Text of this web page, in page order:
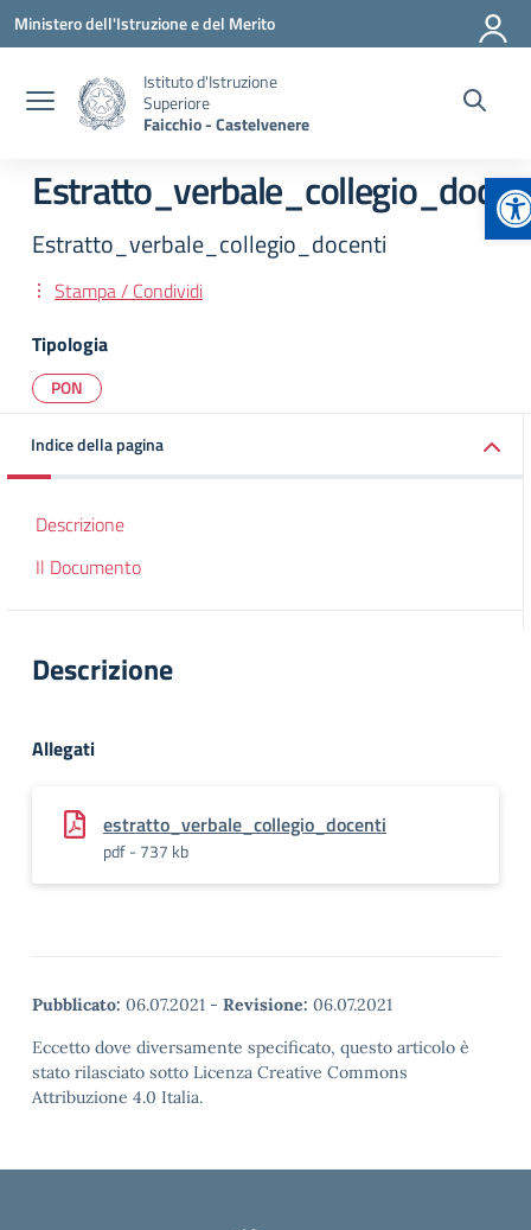
Vai ai contenuti
Vai al menu di navigazione
Vai al footer
Ministero dell'Istruzione e del Merito
Istituto d'Istruzione
Superiore
Faicchio - Castelvenere
Estratto_verbale_collegio_docenti
Stampa / Condividi
Tipologia
PON
Indice della pagina
Descrizione
Il Documento
Descrizione
Allegati
estratto_verbale_collegio_docenti
pdf - 737 kb
Pubblicato: 06.07.2021 - Revisione: 06.07.2021
Eccetto dove diversamente specificato, questo articolo è
stato rilasciato sotto Licenza Creative Commons
Attribuzione 4.0 Italia.